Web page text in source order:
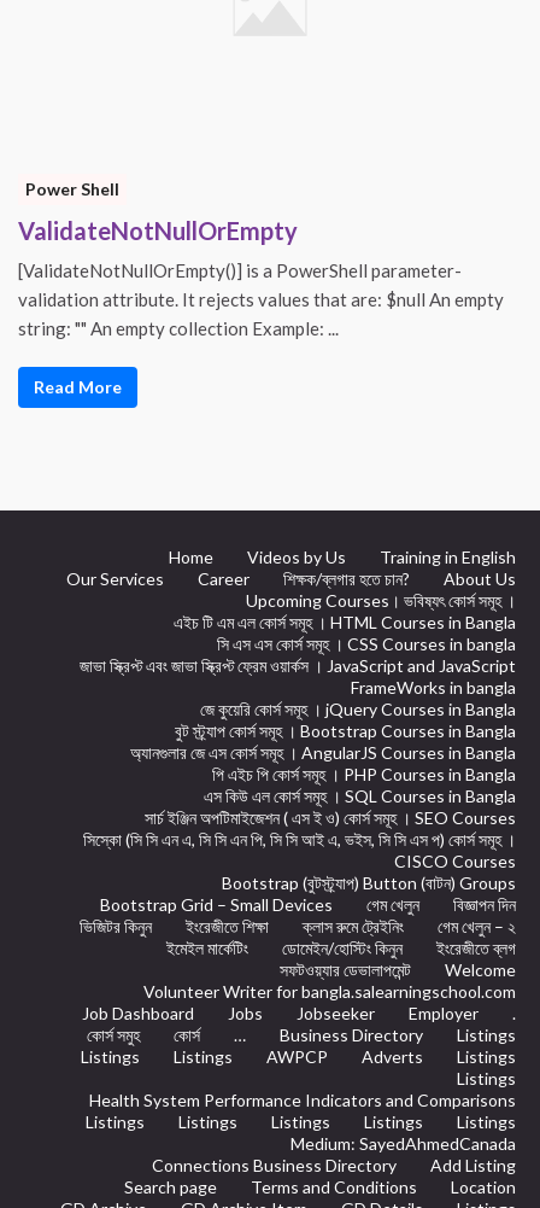
Power Shell
ValidateNotNullOrEmpty
[ValidateNotNullOrEmpty()] is a PowerShell parameter-
validation attribute. It rejects values that are: $null An empty
string: "" An empty collection Example: ...
Read More
Home Videos by Us
Training in English
Our Services
Career শিক্ষক/ব্লগার হতে চান?
About Us
Upcoming Courses। ভবিষ্যৎ কোর্স সমূহ ।
এইচ টি এম এল কোর্স সমূহ । HTML Courses in Bangla
সি এস এস কোর্স সমূহ । CSS Courses in bangla
জাভা স্ক্রিপ্ট এবং জাভা স্ক্রিপ্ট ফ্রেম ওয়ার্কস । JavaScript and JavaScript
FrameWorks in bangla
জে কুয়েরি কোর্স সমূহ । jQuery Courses in Bangla
বুট স্ট্র্যাপ কোর্স সমূহ । Bootstrap Courses in Bangla
অ্যানগুলার জে এস কোর্স সমূহ । AngularJS Courses in Bangla
পি এইচ পি কোর্স সমূহ । PHP Courses in Bangla
এস কিউ এল কোর্স সমূহ । SQL Courses in Bangla
সার্চ ইঞ্জিন অপটিমাইজেশন ( এস ই ও) কোর্স সমূহ । SEO Courses
সিস্কো (সি সি এন এ, সি সি এন পি, সি সি আই এ, ভইস, সি সি এস প) কোর্স সমূহ ।
CISCO Courses
Bootstrap (বুটস্ট্র্যাপ) Button (বাটন) Groups
Bootstrap Grid – Small Devices
গেম খেলুন
বিজ্ঞাপন দিন
ভিজিটর কিনুন
ইংরেজীতে শিক্ষা ক্লাস রুমে ট্রেইনিং
গেম খেলুন – ২
ইমেইল মার্কেটিং
ডোমেইন/হোস্টিং কিনুন
ইংরেজীতে ব্লগ
সফটওয়্যার ডেভালাপমেন্ট
Welcome
Volunteer Writer for bangla.salearningschool.com
Job Dashboard
Jobs Jobseeker Employer
.
কোর্স সমুহ
কোর্স … Business Directory
Listings
Listings
Listings AWPCP Adverts
Listings
Listings
Health System Performance Indicators and Comparisons
Listings
Listings Listings Listings
Listings
Medium: SayedAhmedCanada
Connections Business Directory
Add Listing
Search page
Terms and Conditions
Location